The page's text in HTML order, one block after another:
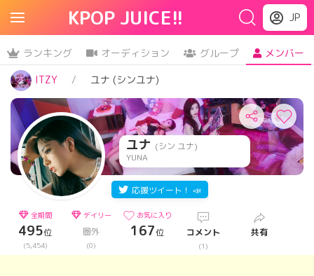
KPOP JUICE!! JP
ランキング オーディション グループ
メンバー
ITZY
ユナ (シンユナ)
ユナ (シン ユナ)
YUNA
応援ツイート！ 📣
全期間
495位
(5,454)
デイリー
圏外
(0)
お気に入り
167位 コメント
(1)
共有